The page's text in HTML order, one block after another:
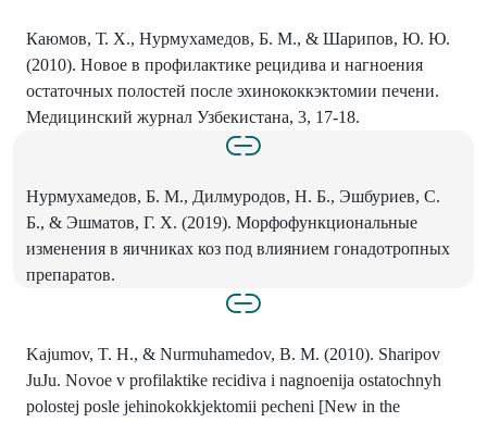
Каюмов, Т. Х., Нурмухамедов, Б. М., & Шарипов, Ю. Ю.
(2010). Новое в профилактике рецидива и нагноения
остаточных полостей после эхинококкэктомии печени.
Медицинский журнал Узбекистана, 3, 17-18.
Нурмухамедов, Б. М., Дилмуродов, Н. Б., Эшбуриев, С.
Б., & Эшматов, Г. Х. (2019). Морфофункциональные
изменения в яичниках коз под влиянием гонадотропных
препаратов.
Kajumov, T. H., & Nurmuhamedov, B. M. (2010). Sharipov
JuJu. Novoe v profilaktike recidiva i nagnoenija ostatochnyh
polostej posle jehinokokkjektomii pecheni [New in the